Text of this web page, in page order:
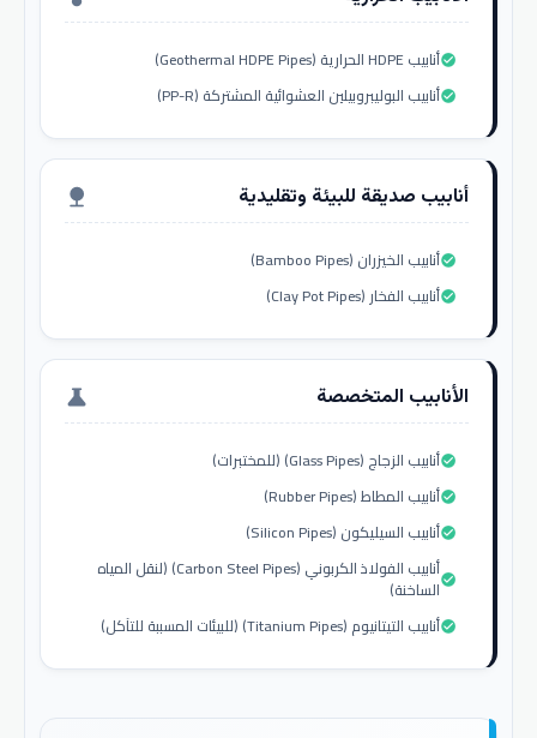
أنابيب HDPE الحرارية (Geothermal HDPE Pipes)check_circle
أنابيب البوليبروبيلين العشوائية المشتركة (PP-R)check_circle
أنابيب صديقة للبيئة وتقليدية nature
أنابيب الخيزران (Bamboo Pipes)check_circle
أنابيب الفخار (Clay Pot Pipes)check_circle
الأنابيب المتخصصة science
أنابيب الزجاج (Glass Pipes) (للمختبرات)check_circle
أنابيب المطاط (Rubber Pipes)check_circle
أنابيب السيليكون (Silicon Pipes)check_circle
أنابيب الفولاذ الكربوني (Carbon Steel Pipes) (لنقل المياه
الساخنة)check_circle
أنابيب التيتانيوم (Titanium Pipes) (للبيئات المسببة للتآكل)check_circle